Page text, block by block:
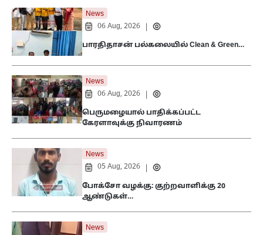
News
06 Aug, 2026
பாரதிதாசன் பல்கலையில் Clean & Green…
News
06 Aug, 2026
பெருமழையால் பாதிக்கப்பட்ட
கேரளாவுக்கு நிவாரணம்
News
05 Aug, 2026
போக்சோ வழக்கு: குற்றவாளிக்கு 20
ஆண்டுகள்…
News